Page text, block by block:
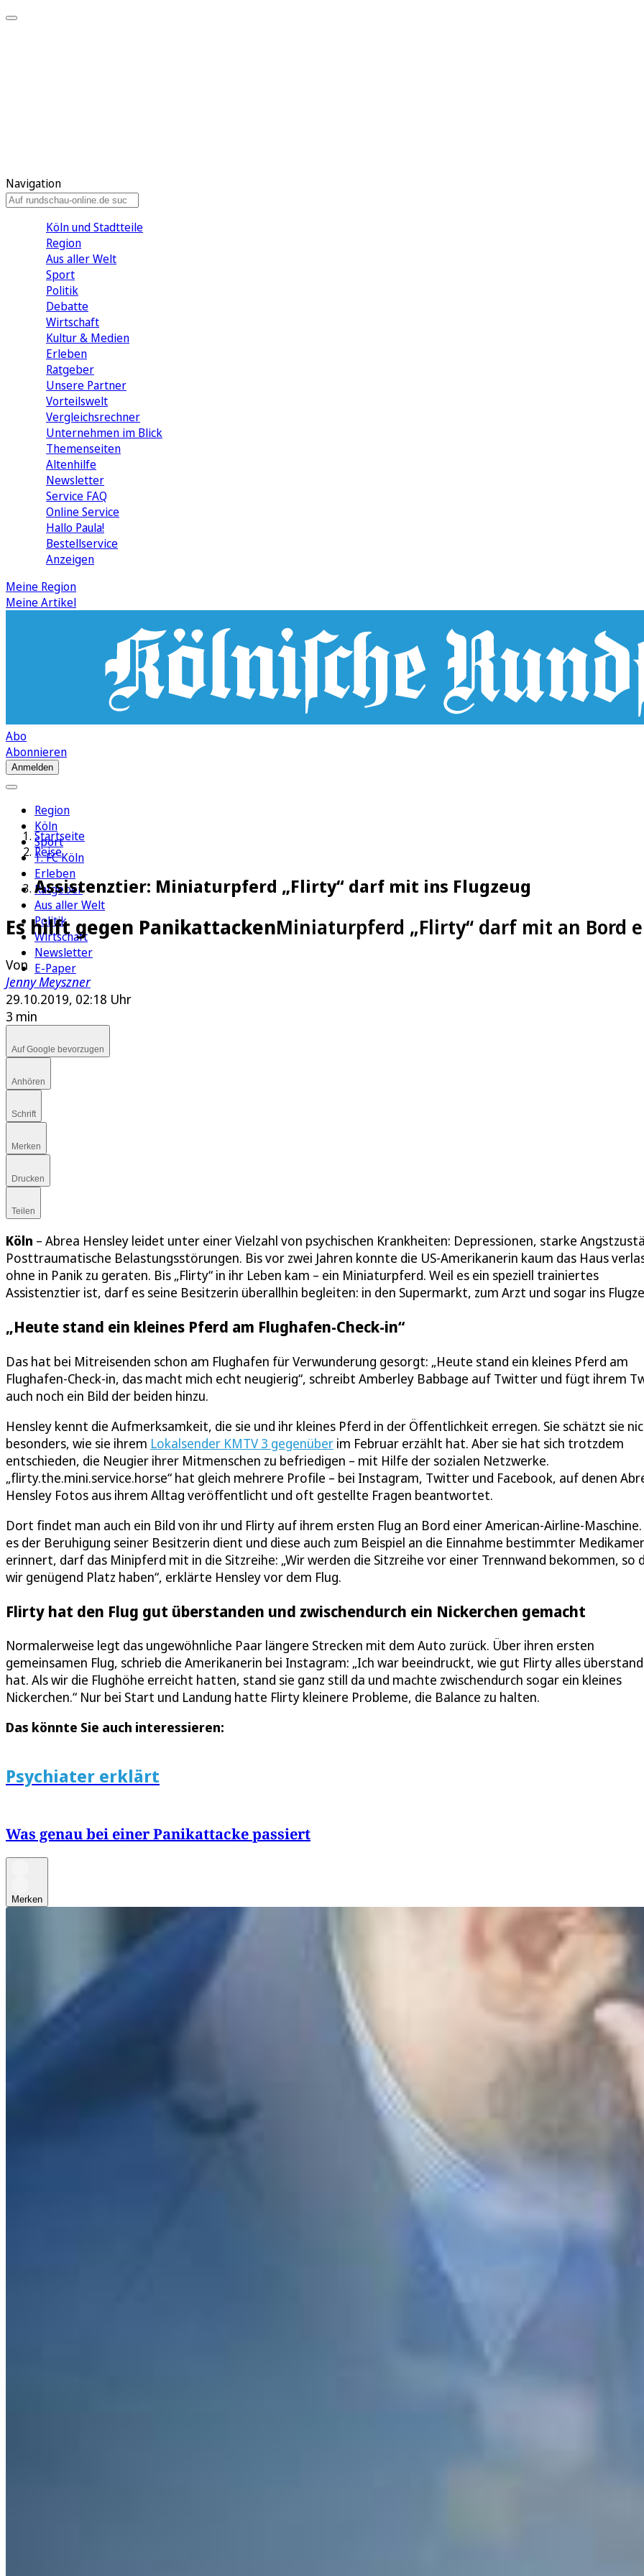
Navigation
Köln und Stadtteile
Region
Aus aller Welt
Sport
Politik
Debatte
Wirtschaft
Kultur & Medien
Erleben
Ratgeber
Unsere Partner
Vorteilswelt
Vergleichsrechner
Unternehmen im Blick
Themenseiten
Altenhilfe
Newsletter
Service FAQ
Online Service
Hallo Paula!
Bestellservice
Anzeigen
Meine Region
Meine Artikel
Abo
Abonnieren
Anmelden
Region
Köln
Sport
1. FC Köln
Erleben
Ratgeber
Aus aller Welt
Politik
Wirtschaft
Newsletter
E-Paper
Startseite
Reise
Assistenztier: Miniaturpferd „Flirty“ darf mit ins Flugzeug
Es hilft gegen PanikattackenMiniaturpferd „Flirty“ darf mit an Bord
Von
Jenny Meyszner
29.10.2019, 02:18 Uhr
3 min
Auf Google bevorzugen
Anhören
Schrift
Merken
Drucken
Teilen
Köln – Abrea Hensley leidet unter einer Vielzahl von psychischen Krankheiten: Depressionen, starke
Posttraumatische Belastungsstörungen. Bis vor zwei Jahren konnte die US-Amerikanerin kaum das Haus
ohne in Panik zu geraten. Bis „Flirty“ in ihr Leben kam – ein Miniaturpferd. Weil es ein speziell trainiertes
Assistenztier ist, darf es seine Besitzerin überallhin begleiten: in den Supermarkt, zum Arzt und sogar ins
„Heute stand ein kleines Pferd am Flughafen-Check-in“
Das hat bei Mitreisenden schon am Flughafen für Verwunderung gesorgt: „Heute stand ein kleines Pferd am
Flughafen-Check-in, das macht mich echt neugierig“, schreibt Amberley Babbage auf Twitter und fügt ihrem
auch noch ein Bild der beiden hinzu.
Hensley kennt die Aufmerksamkeit, die sie und ihr kleines Pferd in der Öffentlichkeit erregen. Sie schätzt sie
besonders, wie sie ihrem Lokalsender KMTV 3 gegenüber im Februar erzählt hat. Aber sie hat sich trotzdem
entschieden, die Neugier ihrer Mitmenschen zu befriedigen – mit Hilfe der sozialen Netzwerke.
„flirty.the.mini.service.horse“ hat gleich mehrere Profile – bei Instagram, Twitter und Facebook, auf denen
Hensley Fotos aus ihrem Alltag veröffentlicht und oft gestellte Fragen beantwortet.
Dort findet man auch ein Bild von ihr und Flirty auf ihrem ersten Flug an Bord einer American-Airline-Maschine.
es der Beruhigung seiner Besitzerin dient und diese auch zum Beispiel an die Einnahme bestimmter
erinnert, darf das Minipferd mit in die Sitzreihe: „Wir werden die Sitzreihe vor einer Trennwand bekommen, so
wir genügend Platz haben“, erklärte Hensley vor dem Flug.
Flirty hat den Flug gut überstanden und zwischendurch ein Nickerchen gemacht
Normalerweise legt das ungewöhnliche Paar längere Strecken mit dem Auto zurück. Über ihren ersten
gemeinsamen Flug, schrieb die Amerikanerin bei Instagram: „Ich war beeindruckt, wie gut Flirty alles
hat. Als wir die Flughöhe erreicht hatten, stand sie ganz still da und machte zwischendurch sogar ein kleines
Nickerchen.“ Nur bei Start und Landung hatte Flirty kleinere Probleme, die Balance zu halten.
Das könnte Sie auch interessieren:
Psychiater erklärt
Was genau bei einer Panikattacke passiert
Merken